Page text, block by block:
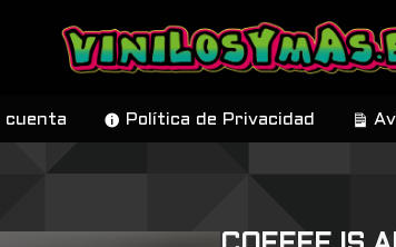
cuenta Política de Privacidad